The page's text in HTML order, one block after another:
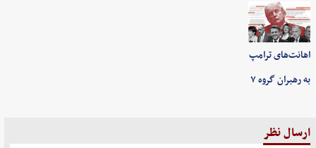
اهانت‌های ترامپ
به رهبران گروه ۷
ارسال نظر